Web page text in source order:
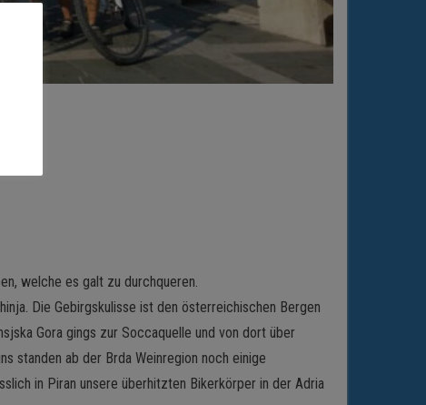
welche es galt zu durchqueren.
Die Gebirgskulisse ist den österreichischen Bergen
Gora gings zur Soccaquelle und von dort über
standen ab der Brda Weinregion noch einige
in Piran unsere überhitzten Bikerkörper in der Adria